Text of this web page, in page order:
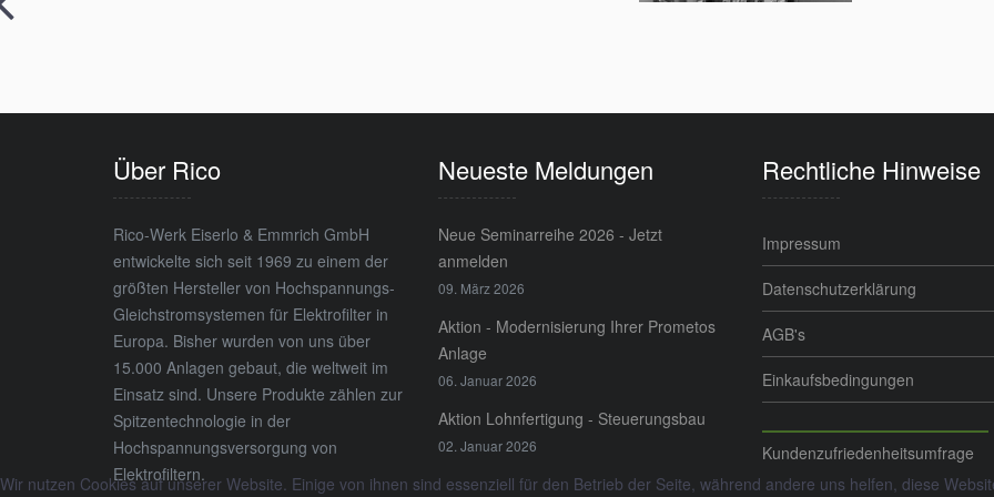
Über Rico
Rico-Werk Eiserlo & Emmrich GmbH
entwickelte sich seit 1969 zu einem der
größten Hersteller von Hochspannungs-
Gleichstromsystemen für Elektrofilter in
Europa. Bisher wurden von uns über
15.000 Anlagen gebaut, die weltweit im
Einsatz sind. Unsere Produkte zählen zur
Spitzentechnologie in der
Hochspannungsversorgung von
Elektrofiltern.
Neueste Meldungen
Neue Seminarreihe 2026 - Jetzt
anmelden
09. März 2026
Aktion - Modernisierung Ihrer Prometos
Anlage
06. Januar 2026
Aktion Lohnfertigung - Steuerungsbau
02. Januar 2026
Rechtliche Hinweise
Impressum
Datenschutzerklärung
AGB's
Einkaufsbedingungen
Kundenzufriedenheitsumfrage
Wir nutzen Cookies auf unserer Website. Einige von ihnen sind essenziell für den Betrieb der Seite, während andere uns helfen, diese